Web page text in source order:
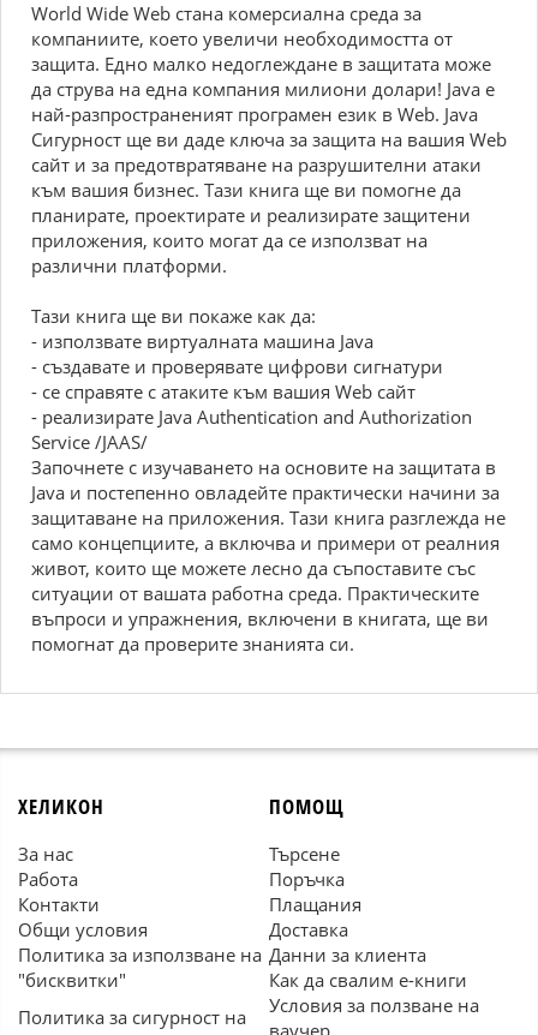
World Wide Web стана комерсиална среда за
компаниите, което увеличи необходимостта от
защита. Едно малко недоглеждане в защитата може
да струва на една компания милиони долари! Java е
най-разпространеният програмен език в Web. Java
Сигурност ще ви даде ключа за защита на вашия Web
сайт и за предотвратяване на разрушителни атаки
към вашия бизнес. Тази книга ще ви помогне да
планирате, проектирате и реализирате защитени
приложения, които могат да се използват на
различни платформи.
Тази книга ще ви покаже как да:
- използвате виртуалната машина Java
- създавате и проверявате цифрови сигнатури
- се справяте с атаките към вашия Web сайт
- реализирате Java Authentication and Authorization
Service /JAAS/
Започнете с изучаването на основите на защитата в
Java и постепенно овладейте практически начини за
защитаване на приложения. Тази книга разглежда не
само концепциите, а включва и примери от реалния
живот, които ще можете лесно да съпоставите със
ситуации от вашата работна среда. Практическите
въпроси и упражнения, включени в книгата, ще ви
помогнат да проверите знанията си.
ХЕЛИКОН
За нас
Работа
Контакти
Общи условия
Политика за използване на
"бисквитки"
Политика за сигурност на
ПОМОЩ
Търсене
Поръчка
Плащания
Доставка
Данни за клиента
Как да свалим е-книги
Условия за ползване на
ваучер